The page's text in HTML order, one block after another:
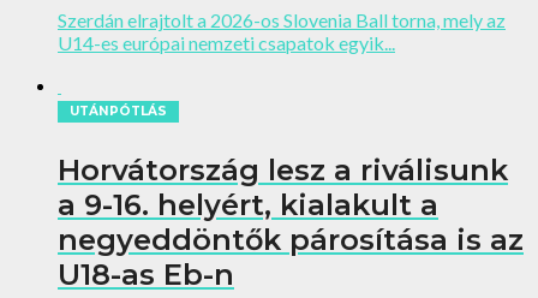
Szerdán elrajtolt a 2026-os Slovenia Ball torna, mely az
U14-es európai nemzeti csapatok egyik...
UTÁNPÓTLÁS
Horvátország lesz a riválisunk
a 9-16. helyért, kialakult a
negyeddöntők párosítása is az
U18-as Eb-n